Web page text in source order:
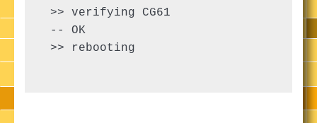
>> verifying CG61
-- OK
>> rebooting